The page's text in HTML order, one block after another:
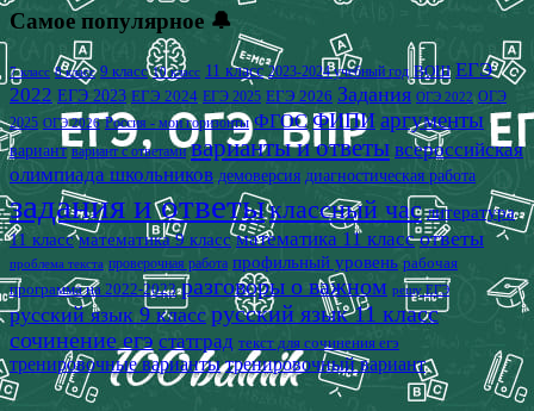
Самое популярное 🔔
7 класс 8 класс 9 класс 10 класс 11 класс 2023-2024 учебный год ВОШ ЕГЭ
2022 ЕГЭ 2023 ЕГЭ 2024 ЕГЭ 2025 ЕГЭ 2026 Задания ОГЭ 2022 ОГЭ
2025 ОГЭ 2026 Россия - мои горизонты ФГОС ФИПИ аргументы
вариант вариант с ответами варианты и ответы всероссийская
олимпиада школьников демоверсия диагностическая работа
задания и ответыклассный час литература
11 класс математика 9 класс математика 11 класс ответы
проблема текста проверочная работа профильный уровень рабочая
программа на 2022-2023 разговоры о важном решу ЕГЭ
русский язык 9 класс русский язык 11 класс
сочинение егэ статград текст для сочинения егэ
тренировочные варианты тренировочный вариант